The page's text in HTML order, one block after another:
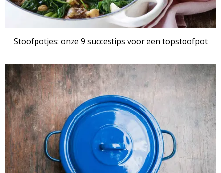
Stoofpotjes: onze 9 succestips voor een topstoofpot
ARTIKEL